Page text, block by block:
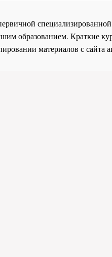
образованием. Краткие
материалов с сайта